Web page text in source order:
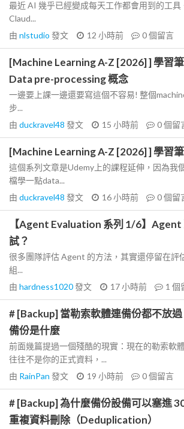
最近 AI 幾乎已經變成每天工作都會用到的工具
Claud...
由 nlstudio 發文 12 小時前 0個留言
[Machine Learning A-Z [2026] ] 學習
Data pre-processing 概念
一邊要上課一邊還要寫這個不容易! 整個
步...
由 duckravel48 發文 15 小時前 0個留
[Machine Learning A-Z [2026] ] 學習
這個系列文章是Udemy上的課程延伸，因為我
檔學一點data...
由 duckravel48 發文 16 小時前 0個留
【Agent Evaluation 系列 1/6】Agent
試？
很多團隊評估 Agent 的方法，其實還停留在評
組...
由 hardness1020發文 17 小時前 1 個
# [Backup] 當勒索軟體連備份都不放
備份是什麼
前面幾篇提過一個殘酷的現實：現在的勒索軟
往往不是你的正式資料，...
由 RainPan 發文 19 小時前 0個留言
# [Backup] 為什麼備份設備可以塞進
重複資料刪除（Deduplication）